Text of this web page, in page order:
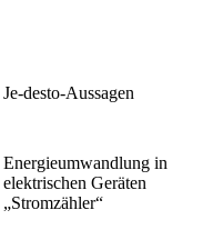
Je-desto-Aussagen
Energieumwandlung in
elektrischen Geräten
„Stromzähler“